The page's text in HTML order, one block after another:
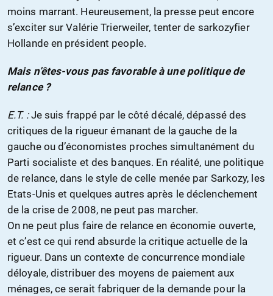
moins marrant. Heureusement, la presse peut encore
s’exciter sur Valérie Trierweiler, tenter de sarkozyfier
Hollande en président people.
Mais n’êtes-vous pas favorable à une politique de
relance ?
E.T. :Je suis frappé par le côté décalé, dépassé des
critiques de la rigueur émanant de la gauche de la
gauche ou d’économistes proches simultanément du
Parti socialiste et des banques. En réalité, une politique
de relance, dans le style de celle menée par Sarkozy, les
Etats-Unis et quelques autres après le déclenchement
de la crise de 2008, ne peut pas marcher.
On ne peut plus faire de relance en économie ouverte,
et c’est ce qui rend absurde la critique actuelle de la
rigueur. Dans un contexte de concurrence mondiale
déloyale, distribuer des moyens de paiement aux
ménages, ce serait fabriquer de la demande pour la